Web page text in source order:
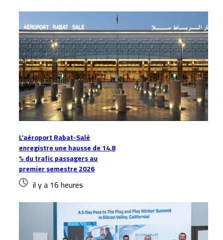
L’aéroport Rabat-Salé
enregistre une hausse de 14,8
% du trafic passagers au
premier semestre 2026
il y a 16 heures